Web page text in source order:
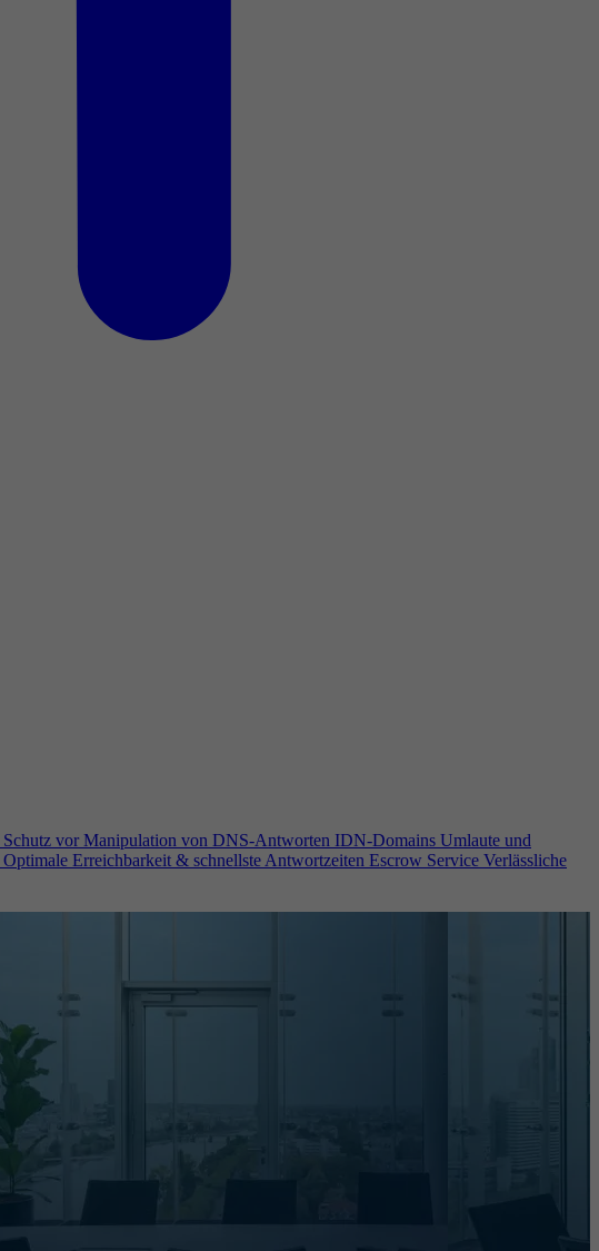
Schutz vor Manipulation von DNS-Antworten IDN-Domains Umlaute und
Optimale Erreichbarkeit & schnellste Antwortzeiten Escrow Service Verlässliche